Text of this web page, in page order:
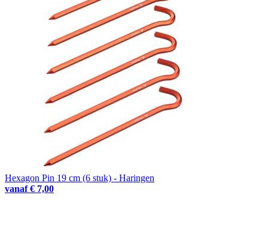
Hexagon Pin 19 cm (6 stuk) - Haringen
vanaf € 7,00